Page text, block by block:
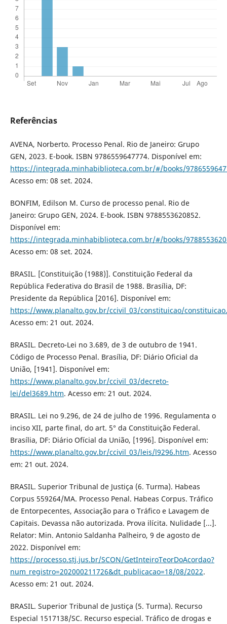
Referências
AVENA, Norberto. Processo Penal. Rio de Janeiro: Grupo
GEN, 2023. E-book. ISBN 9786559647774. Disponível em:
https://integrada.minhabiblioteca.com.br/#/books/
Acesso em: 08 set. 2024.
BONFIM, Edilson M. Curso de processo penal. Rio de
Janeiro: Grupo GEN, 2024. E-book. ISBN 9788553620852.
Disponível em:
https://integrada.minhabiblioteca.com.br/#/books/
Acesso em: 08 set. 2024.
BRASIL. [Constituição (1988)]. Constituição Federal da
República Federativa do Brasil de 1988. Brasília, DF:
Presidente da República [2016]. Disponível em:
https://www.planalto.gov.br/ccivil_03/constituicao/
Acesso em: 21 out. 2024.
BRASIL. Decreto-Lei no 3.689, de 3 de outubro de 1941.
Código de Processo Penal. Brasília, DF: Diário Oficial da
União, [1941]. Disponível em:
https://www.planalto.gov.br/ccivil_03/decreto-
lei/del3689.htm. Acesso em: 21 out. 2024.
BRASIL. Lei no 9.296, de 24 de julho de 1996. Regulamenta o
inciso XII, parte final, do art. 5° da Constituição Federal.
Brasília, DF: Diário Ofícial da União, [1996]. Disponível em:
https://www.planalto.gov.br/ccivil_03/leis/l9296.htm. Acesso
em: 21 out. 2024.
BRASIL. Superior Tribunal de Justiça (6. Turma). Habeas
Corpus 559264/MA. Processo Penal. Habeas Corpus. Tráfico
de Entorpecentes, Associação para o Tráfico e Lavagem de
Capitais. Devassa não autorizada. Prova ilícita. Nulidade [...].
Relator: Min. Antonio Saldanha Palheiro, 9 de agosto de
2022. Disponível em:
https://processo.stj.jus.br/SCON/GetInteiroTeorDoAcordao?
num_registro=202000211726&dt_publicacao=18/08/2022.
Acesso em: 21 out. 2024.
BRASIL. Superior Tribunal de Justiça (5. Turma). Recurso
Especial 1517138/SC. Recurso especial. Tráfico de drogas e